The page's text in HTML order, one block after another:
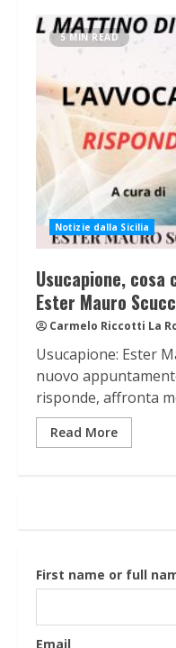
5 MIN READ
Notizie dalla Sicilia
Usucapione, cosa
Ester Mauro
Carmelo Riccotti La
Usucapione: Ester
nuovo
risponde, affronta
Read More
First name or full
Email